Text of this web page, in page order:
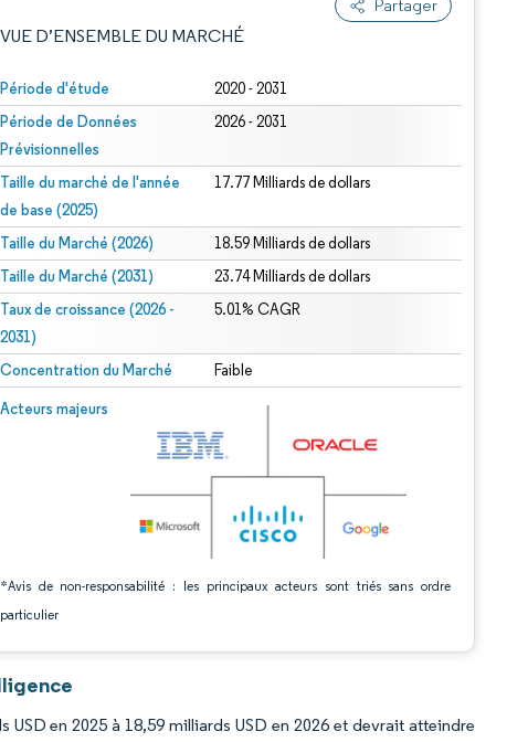
Partager
VUE D’ENSEMBLE DU MARCHÉ
Période d'étude 2020 - 2031
Période de Données
Prévisionnelles
2026 - 2031
Taille du marché de l'année
de base (2025)
17.77 Milliards de dollars
Taille du Marché (2026) 18.59 Milliards de dollars
Taille du Marché (2031) 23.74 Milliards de dollars
Taux de croissance (2026 -
2031)
5.01% CAGR
Concentration du Marché Faible
Acteurs majeurs
*Avis de non-responsabilité : les principaux acteurs sont triés sans ordre
particulier
Image © Mordor Intelligence. La réutilisation nécessite une attribution sous CC BY 4.0.
une attribution sous CC BY 4.0.
en 2025 à 18,59 milliards USD en 2026 et devrait atteindre